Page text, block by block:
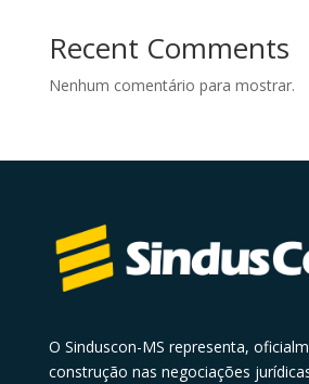
Recent Comments
Nenhum comentário para mostrar.
O Sinduscon-MS representa,
construção nas negociações